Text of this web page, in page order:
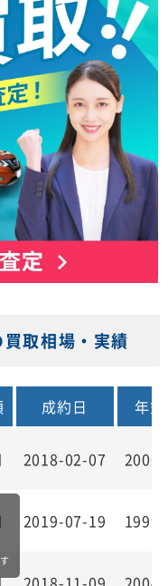
取相場・実績
成約日
年式
2018-02-07 2000
2019-07-19 1999